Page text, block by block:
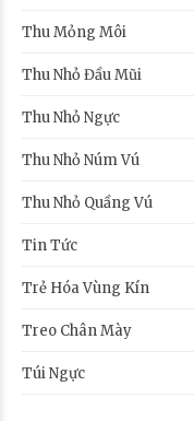
Thu Mỏng Môi
Thu Nhỏ Đầu Mũi
Thu Nhỏ Ngực
Thu Nhỏ Núm Vú
Thu Nhỏ Quầng Vú
Tin Tức
Trẻ Hóa Vùng Kín
Treo Chân Mày
Túi Ngực